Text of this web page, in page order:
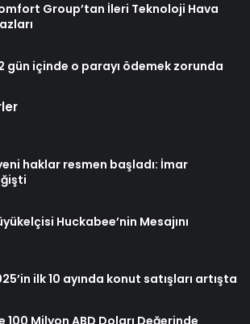
Group’tan İleri Teknoloji Hava
gün içinde o parayı ödemek zorunda
haklar resmen başladı: İmar
Huckabee’nin Mesajını
ilk 10 ayında konut satışları artışta